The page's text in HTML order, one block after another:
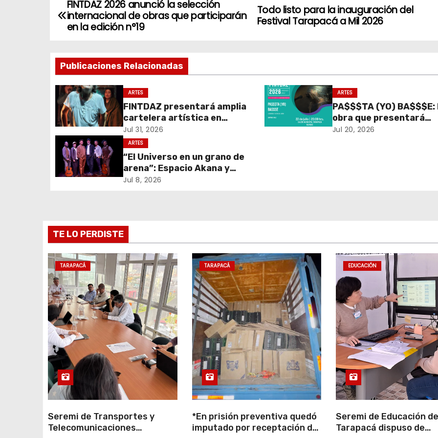
N
e
g
a
c
ó
e
e
n
t
r
a
d
a
s
Todo listo para la inauguración del
Festival Tarapacá a Mil 2026
FINTDAZ 2026 anunció la selección
internacional de obras que participarán
en la edición n°19
Publicaciones Relacionadas
ARTES
FINTDAZ presentará amplia
cartelera artística en
agosto, para anunciar la
programación del Gran
Festival 2026
Jul 31, 2026
ARTES
PA$$$TA (YO) BA$$$E:
obra que presentará
FINTDAZ con funciones
Jul 20, 2026
ARTES
“El Universo en un grano de
arena”: Espacio Akana y
Theater Aber Andersrum
Jul 8, 2026
TE LO PERDISTE
TARAPACÁ
Seremi de Transportes y
Telecomunicaciones
TARAPACÁ
*En prisión preventiva quedó
imputado por receptación de
EDUCACIÓN
Seremi de Educación de
Tarapacá dispuso de